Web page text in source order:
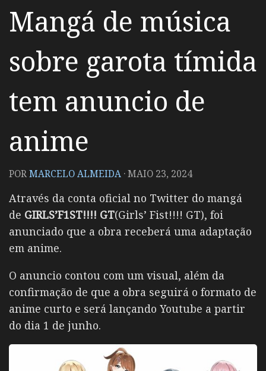
Mangá de música
sobre garota tímida
tem anuncio de
anime
PORMARCELO ALMEIDA ·MAIO 23, 2024
Através da conta oficial no Twitter do mangá
de GIRLS’F1ST!!!! GT(Girls’ Fist!!!! GT), foi
anunciado que a obra receberá uma adaptação
em anime.
O anuncio contou com um visual, além da
confirmação de que a obra seguirá o formato de
anime curto e será lançando Youtube a partir
do dia 1 de junho.